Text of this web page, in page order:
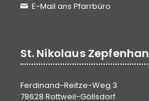
E-Mail ans Pfarrbüro
St. Nikolaus Zepfenhan
Ferdinand-Reitze-Weg 3
78628 Rottweil-Göllsdorf